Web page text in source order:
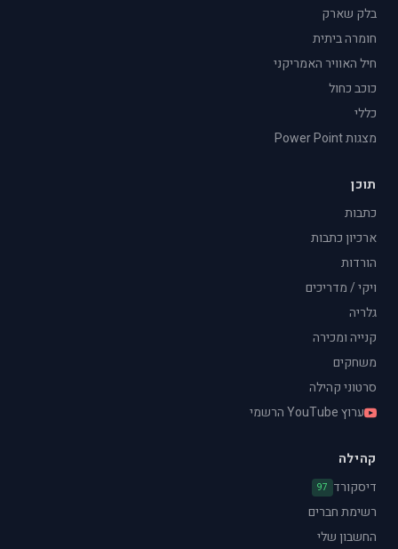
בלק שארק
חומרה ביתית
חיל האוויר האמריקני
כוכב כחול
כללי
מצגות Power Point
תוכן
כתבות
ארכיון כתבות
הורדות
ויקי / מדריכים
גלריה
קנייה ומכירה
משחקים
סרטוני קהילה
ערוץ YouTube הרשמי
קהילה
דיסקורד 97
רשימת חברים
החשבון שלי